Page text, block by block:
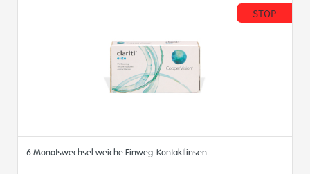
STOP
6 Monatswechsel weiche Einweg-Kontaktlinsen